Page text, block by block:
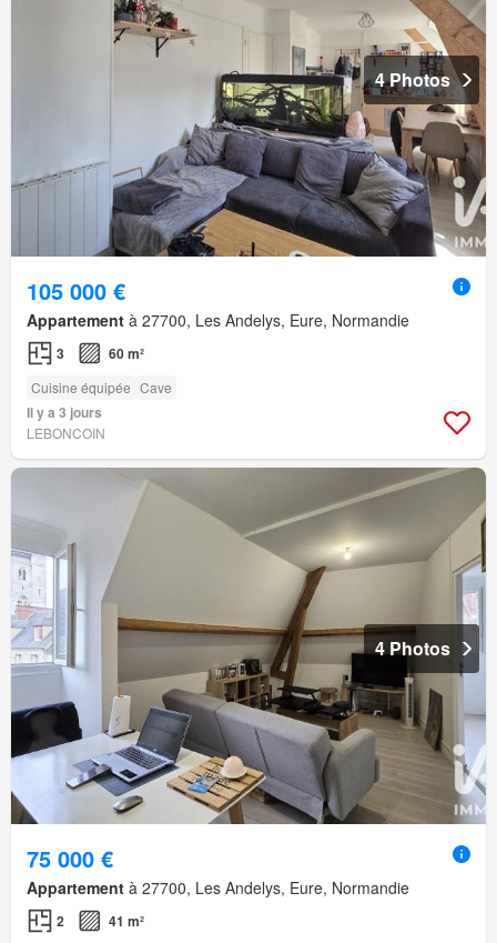
4 Photos
105 000 €
Appartement à 27700, Les Andelys, Eure, Normandie
3 60 m²
Cuisine équipée Cave
Il y a 3 jours
LEBONCOIN
4 Photos
75 000 €
Appartement à 27700, Les Andelys, Eure, Normandie
2 41 m²